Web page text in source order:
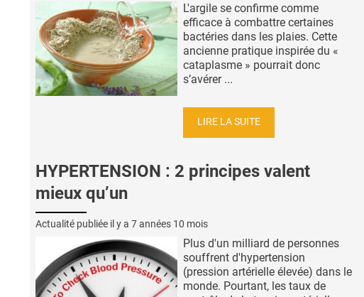
L'argile se confirme comme
efficace à combattre certaines
bactéries dans les plaies. Cette
ancienne pratique inspirée du «
cataplasme » pourrait donc
s’avérer ...
LIRE LA SUITE
HYPERTENSION : 2 principes valent
mieux qu’un
Actualité publiée il y a 7 années 10 mois
Plus d'un milliard de personnes
souffrent d'hypertension
(pression artérielle élevée) dans le
monde. Pourtant, les taux de